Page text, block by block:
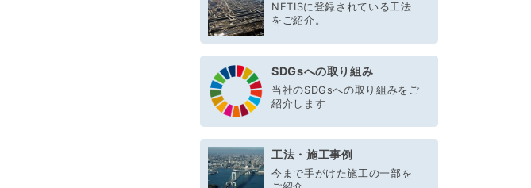
NETISに登録されている工法
をご紹介。
SDGsへの取り組み
当社のSDGsへの取り組みをご
紹介します
工法・施工事例
今まで手がけた施工の一部を